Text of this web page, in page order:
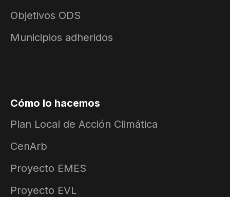
Objetivos ODS
Municipios adheridos
Cómo lo hacemos
Plan Local de Acción Climática
CenArb
Proyecto EMES
Proyecto EVL